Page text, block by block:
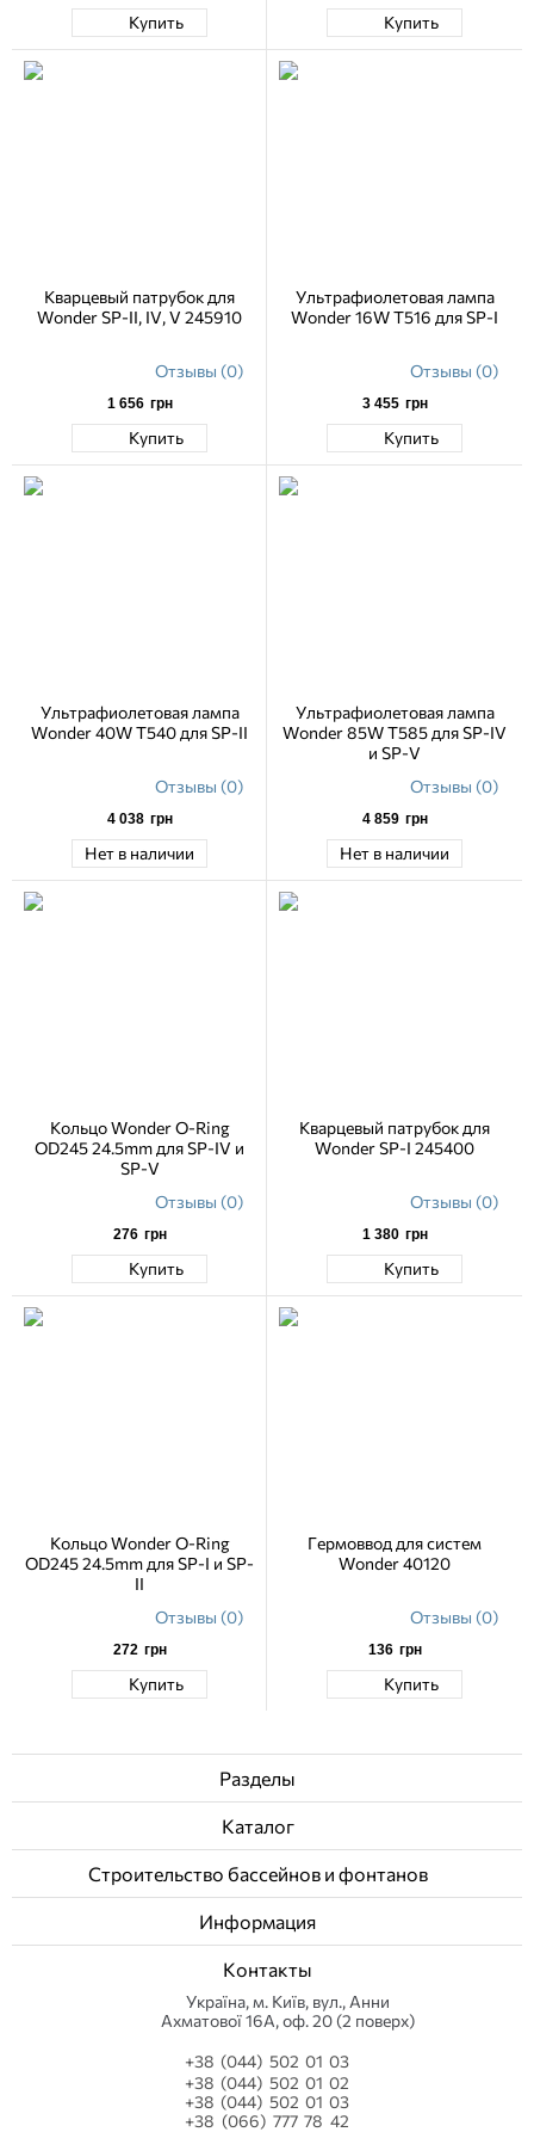
Купить Купить
Кварцевый патрубок для
Wonder SP-II, IV, V 245910
Отзывы (0)
1 656 грн
Купить
Ультрафиолетовая лампа
Wonder 16W T516 для SP-I
Отзывы (0)
3 455 грн
Купить
Ультрафиолетовая лампа
Wonder 40W T540 для SP-II
Отзывы (0)
4 038 грн
Нет в наличии
Ультрафиолетовая лампа
Wonder 85W T585 для SP-IV
и SP-V
Отзывы (0)
4 859 грн
Нет в наличии
Кольцо Wonder O-Ring
OD245 24.5mm для SP-IV и
SP-V
Отзывы (0)
276 грн
Купить
Кварцевый патрубок для
Wonder SP-I 245400
Отзывы (0)
1 380 грн
Купить
Кольцо Wonder O-Ring
OD245 24.5mm для SP-I и SP-
II
Отзывы (0)
272 грн
Купить
Гермоввод для систем
Wonder 40120
Отзывы (0)
136 грн
Купить
Разделы
Каталог
Строительство бассейнов и фонтанов
Информация
Контакты
Українa, м. Київ, вул., Анни
Ахматової 16А, оф. 20 (2 поверх)
+38 (044) 502 01 03
+38 (044) 502 01 02
+38 (044) 502 01 03
+38 (066) 777 78 42